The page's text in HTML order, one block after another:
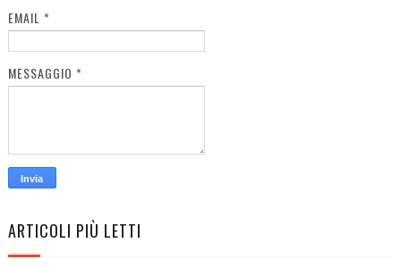
EMAIL *
MESSAGGIO *
ARTICOLI PIÙ LETTI